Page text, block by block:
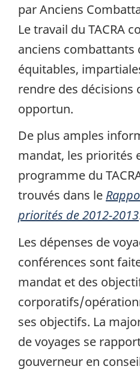
par Anciens
Le travail du TACRA
anciens combattants
équitables,
rendre des décisions
opportun.
De plus amples
mandat, les priorités
programme du
trouvés dans le
priorités de 2012-2013
Les dépenses de
conférences sont
mandat et des
corporatifs/
ses objectifs. La
de voyages se
gouverneur en